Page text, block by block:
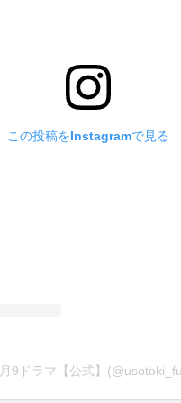
この投稿をInstagramで見る
9ドラマ【公式】